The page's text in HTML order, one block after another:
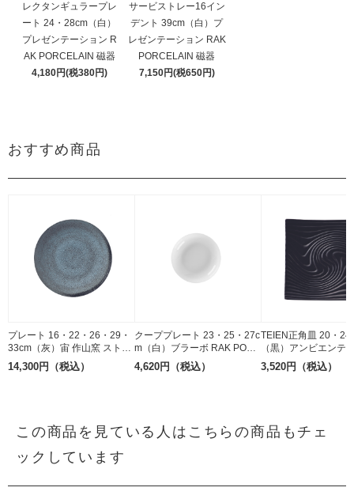
レクタンギュラープレ
ート 24・28cm（白）
プレゼンテーション R
AK PORCELAIN 磁器
4,180円(税380円)
サービストレー16イン
デント 39cm（白）プ
レゼンテーション RAK
PORCELAIN 磁器
7,150円(税650円)
おすすめ商品
プレート 16・22・26・29・
33cm（灰）宙 作山窯 ストー
ンウェア 美濃焼
14,300円（税込）
クーププレート 23・25・27c
m（白）ブラーボ RAK PORC
ELAIN ボーンチャイナ
4,620円（税込）
TEIEN正角皿 20・24
（黒）アンビエンテ
E ストーンウェア
3,520円（税込）
この商品を見ている人はこちらの商品もチェ
ックしています